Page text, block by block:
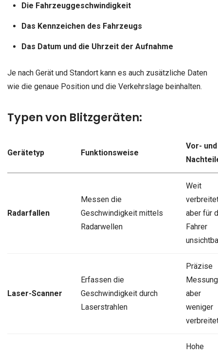
Die Fahrzeuggeschwindigkeit
Das Kennzeichen des Fahrzeugs
Das Datum und die Uhrzeit der Aufnahme
Je nach Gerät und Standort kann es auch zusätzliche Daten
wie die genaue Position und die Verkehrslage beinhalten.
Typen von Blitzgeräten:
Gerätetyp Funktionsweise
Vor- und
Radarfallen
Messen die
Geschwindigkeit mittels
Radarwellen
Weit
aber für
Fahrer
Laser-Scanner
Erfassen die
Geschwindigkeit durch
Laserstrahlen
Präzise
aber
weniger
Hohe